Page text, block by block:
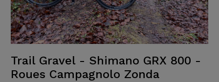
Trail Gravel - Shimano GRX 800 -
Roues Campagnolo Zonda